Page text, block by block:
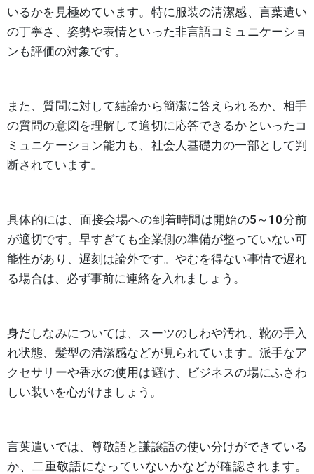
いるかを見極めています。特に服装の清潔感、言葉遣い
の丁寧さ、姿勢や表情といった非言語コミュニケーショ
ンも評価の対象です。
また、質問に対して結論から簡潔に答えられるか、相手
の質問の意図を理解して適切に応答できるかといったコ
ミュニケーション能力も、社会人基礎力の一部として判
断されています。
具体的には、面接会場への到着時間は開始の5～10分前
が適切です。早すぎても企業側の準備が整っていない可
能性があり、遅刻は論外です。やむを得ない事情で遅れ
る場合は、必ず事前に連絡を入れましょう。
身だしなみについては、スーツのしわや汚れ、靴の手入
れ状態、髪型の清潔感などが見られています。派手なア
クセサリーや香水の使用は避け、ビジネスの場にふさわ
しい装いを心がけましょう。
言葉遣いでは、尊敬語と謙譲語の使い分けができている
か、二重敬語になっていないかなどが確認されます。